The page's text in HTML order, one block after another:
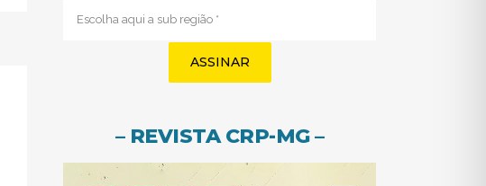
(obrigatório)
– REVISTA CRP-MG –